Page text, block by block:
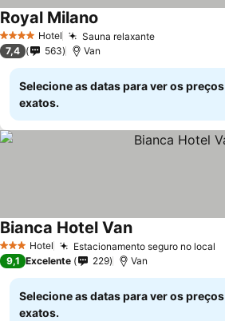
4 EstrelasHotel Sauna relaxanteVer preços
Royal Milano
7,4 563 Van
Selecione as datas para ver os preços
exatos.
3 EstrelasHotel Estacionamento seguro no local
Bianca Hotel VanVer preços
9,1 Excelente 229 Van
Selecione as datas para ver os preços
exatos.